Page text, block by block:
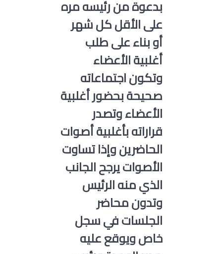
بدعوة من رئيسه مره
على الأقل كل شهر
أو بناء على طلب
أغلبية الأعضاء
وتكون اجتماعاته
صحيحة بحضور أغلبية
الأعضاء وتصدر
قراراته بأغلبية أصوات
الحاضرين وإذا تساوت
الأصوات يرجح الجانب
الذي منه الرئيس
وتدون محاضر
الجلسات في سجل
خاص ويوقع عليه